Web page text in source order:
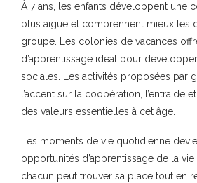
À 7 ans, les enfants développent une
plus aigüe et comprennent mieux les
groupe. Les colonies de vacances
d’apprentissage idéal pour
sociales. Les activités proposées par
l’accent sur la coopération, l’entraide
des valeurs essentielles à cet âge.
Les moments de vie quotidienne
opportunités d’apprentissage de la
chacun peut trouver sa place tout en